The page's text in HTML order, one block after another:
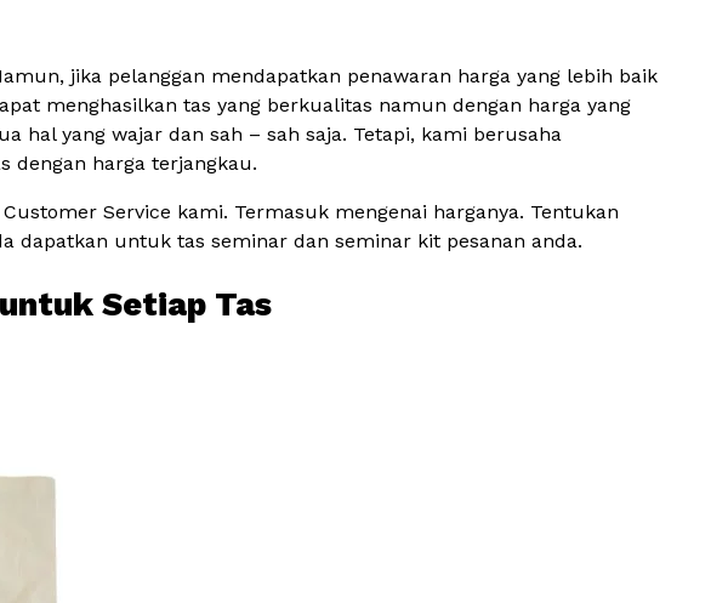
jika pelanggan mendapatkan penawaran harga yang lebih baik
menghasilkan tas yang berkualitas namun dengan harga yang
hal yang wajar dan sah – sah saja. Tetapi, kami berusaha
dengan harga terjangkau.
Service kami. Termasuk mengenai harganya. Tentukan
dapatkan untuk tas seminar dan seminar kit pesanan anda.
Setiap Tas